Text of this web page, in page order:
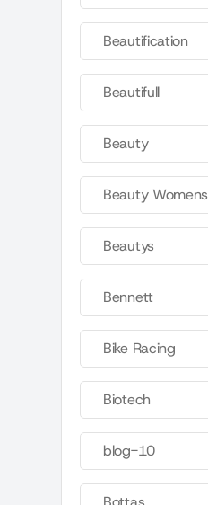
Beautification
Beautifull
Beauty
Beauty Womens
Beautys
Bennett
Bike Racing
Biotech
blog-10